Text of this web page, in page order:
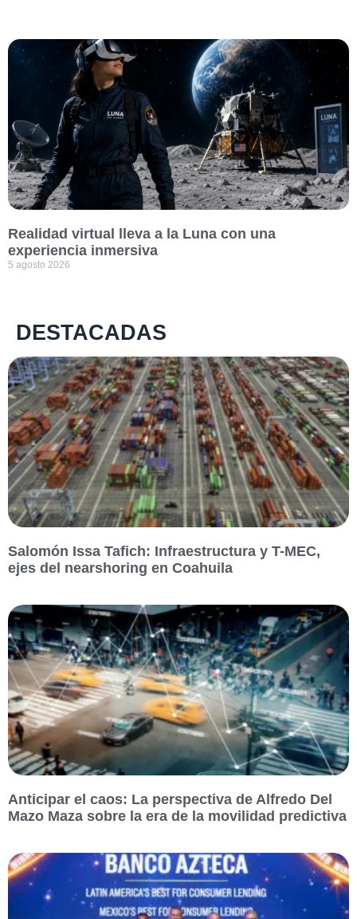
Realidad virtual lleva a la Luna con una
experiencia inmersiva
5 agosto 2026
DESTACADAS
Salomón Issa Tafich: Infraestructura y T-MEC,
ejes del nearshoring en Coahuila
Anticipar el caos: La perspectiva de Alfredo Del
Mazo Maza sobre la era de la movilidad predictiva